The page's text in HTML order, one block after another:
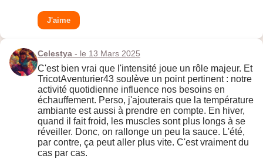
J'aime
Celestya - le 13 Mars 2025
C'est bien vrai que l'intensité joue un rôle majeur. Et
TricotAventurier43 soulève un point pertinent : notre
activité quotidienne influence nos besoins en
échauffement. Perso, j'ajouterais que la température
ambiante est aussi à prendre en compte. En hiver,
quand il fait froid, les muscles sont plus longs à se
réveiller. Donc, on rallonge un peu la sauce. L'été,
par contre, ça peut aller plus vite. C'est vraiment du
cas par cas.